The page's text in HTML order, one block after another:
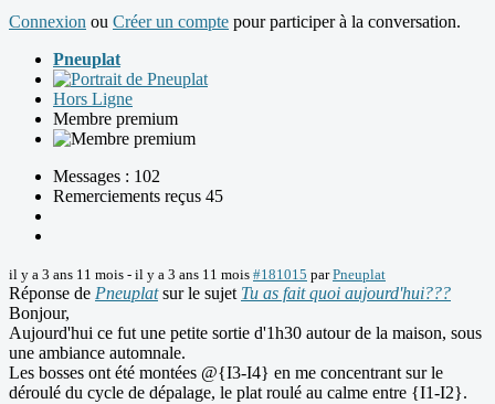
Connexion ou Créer un compte pour participer à la conversation.
Pneuplat
Hors Ligne
Membre premium
Messages : 102
Remerciements reçus 45
il y a 3 ans 11 mois - il y a 3 ans 11 mois #181015 parPneuplat
Réponse de Pneuplatsur le sujet Tu as fait quoi aujourd'hui???
Bonjour,
Aujourd'hui ce fut une petite sortie d'1h30 autour de la maison, sous
une ambiance automnale.
Les bosses ont été montées @{I3-I4} en me concentrant sur le
déroulé du cycle de dépalage, le plat roulé au calme entre {I1-I2}.